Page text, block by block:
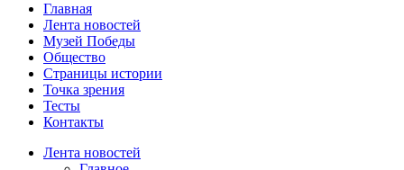
Главная
Лента новостей
Музей Победы
Общество
Страницы истории
Точка зрения
Тесты
Контакты
Лента новостей